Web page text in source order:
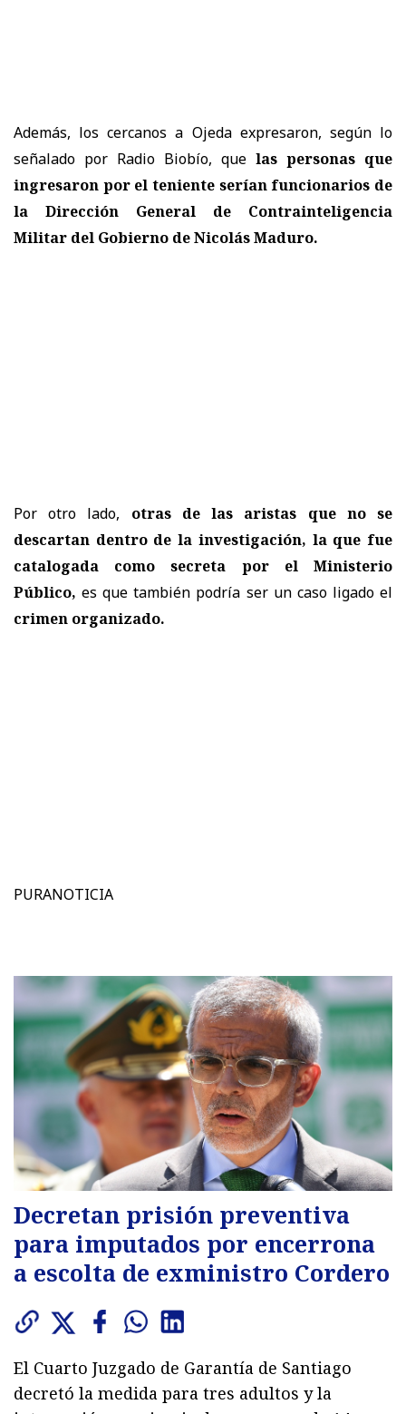
Además, los cercanos a Ojeda expresaron, según lo
señalado por Radio Biobío, que las personas que
ingresaron por el teniente serían funcionarios de
la Dirección General de Contrainteligencia
Militar del Gobierno de Nicolás Maduro.
Por otro lado, otras de las aristas que no se
descartan dentro de la investigación, la que fue
catalogada como secreta por el Ministerio
Público, es que también podría ser un caso ligado el
crimen organizado.
PURANOTICIA
Decretan prisión preventiva
para imputados por encerrona
a escolta de exministro Cordero
El Cuarto Juzgado de Garantía de Santiago
decretó la medida para tres adultos y la